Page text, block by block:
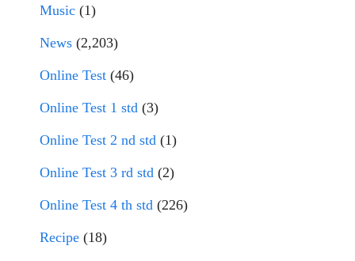
Music (1)
News (2,203)
Online Test (46)
Online Test 1 std (3)
Online Test 2 nd std (1)
Online Test 3 rd std (2)
Online Test 4 th std (226)
Recipe (18)